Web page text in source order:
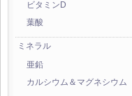
ビタミンD
葉酸
ミネラル
亜鉛
カルシウム＆マグネシウム